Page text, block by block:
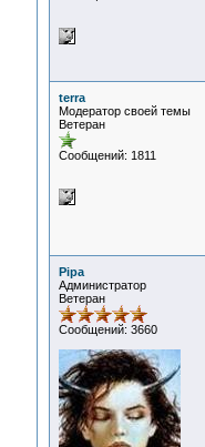
terra
Модератор своей темы
Ветеран
Сообщений: 1811
Pipa
Администратор
Ветеран
Сообщений: 3660